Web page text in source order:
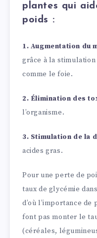
plantes qui
poids :
1. Augmentation du
grâce à la
comme le foie.
2. Élimination des
l’organisme.
3. Stimulation de la
acides gras.
Pour une perte de
taux de glycémie
d’où l’importance
font pas monter le
(céréales,